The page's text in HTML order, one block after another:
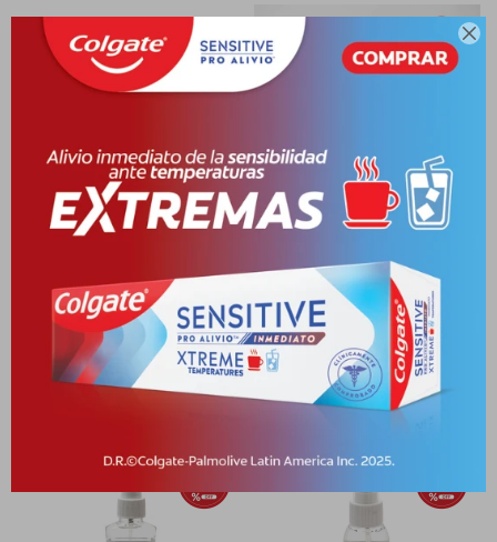

(DESINGEL) FR. X 120 ML.
PYG 7.404 PYG 4.813
- +
DESINGEL NEUTRO FRASCO
X 60 ML.
PYG 15.658
PYG 12.840
+